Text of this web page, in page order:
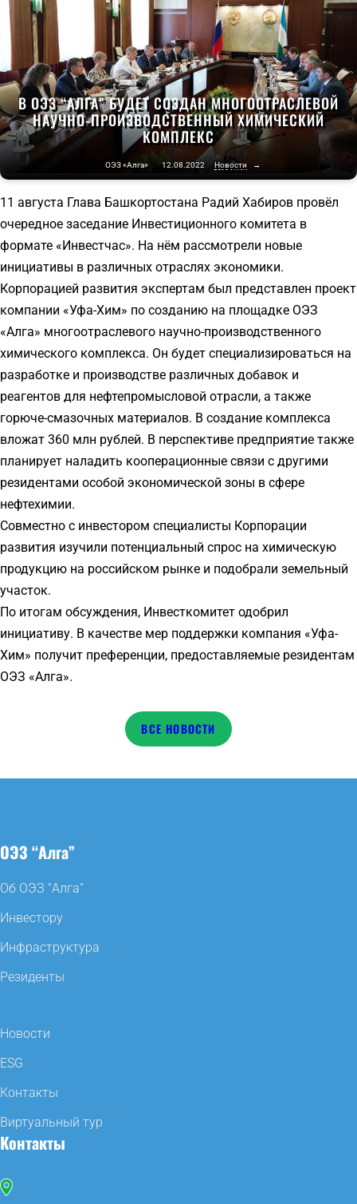
В ОЭЗ “АЛГА” БУДЕТ СОЗДАН МНОГООТРАСЛЕВОЙ
НАУЧНО-ПРОИЗВОДСТВЕННЫЙ ХИМИЧЕСКИЙ
КОМПЛЕКС
ОЭЗ «Алга» 12.08.2022 Новости →
11 августа Глава Башкортостана Радий Хабиров провёл
очередное заседание Инвестиционного комитета в
формате «Инвестчас». На нём рассмотрели новые
инициативы в различных отраслях экономики.
Корпорацией развития экспертам был представлен проект
компании «Уфа-Хим» по созданию на площадке ОЭЗ
«Алга» многоотраслевого научно-производственного
химического комплекса. Он будет специализироваться на
разработке и производстве различных добавок и
реагентов для нефтепромысловой отрасли, а также
горюче-смазочных материалов. В создание комплекса
вложат 360 млн рублей. В перспективе предприятие также
планирует наладить кооперационные связи с другими
резидентами особой экономической зоны в сфере
нефтехимии.
Совместно с инвестором специалисты Корпорации
развития изучили потенциальный спрос на химическую
продукцию на российском рынке и подобрали земельный
участок.
По итогам обсуждения, Инвесткомитет одобрил
инициативу. В качестве мер поддержки компания «Уфа-
Хим» получит преференции, предоставляемые резидентам
ОЭЗ «Алга».
НОВОСТИ
ОЭЗ “Алга”
Об ОЭЗ “Алга”
Инвестору
Инфраструктура
Резиденты
Новости
ESG
Контакты
Виртуальный тур
Контакты